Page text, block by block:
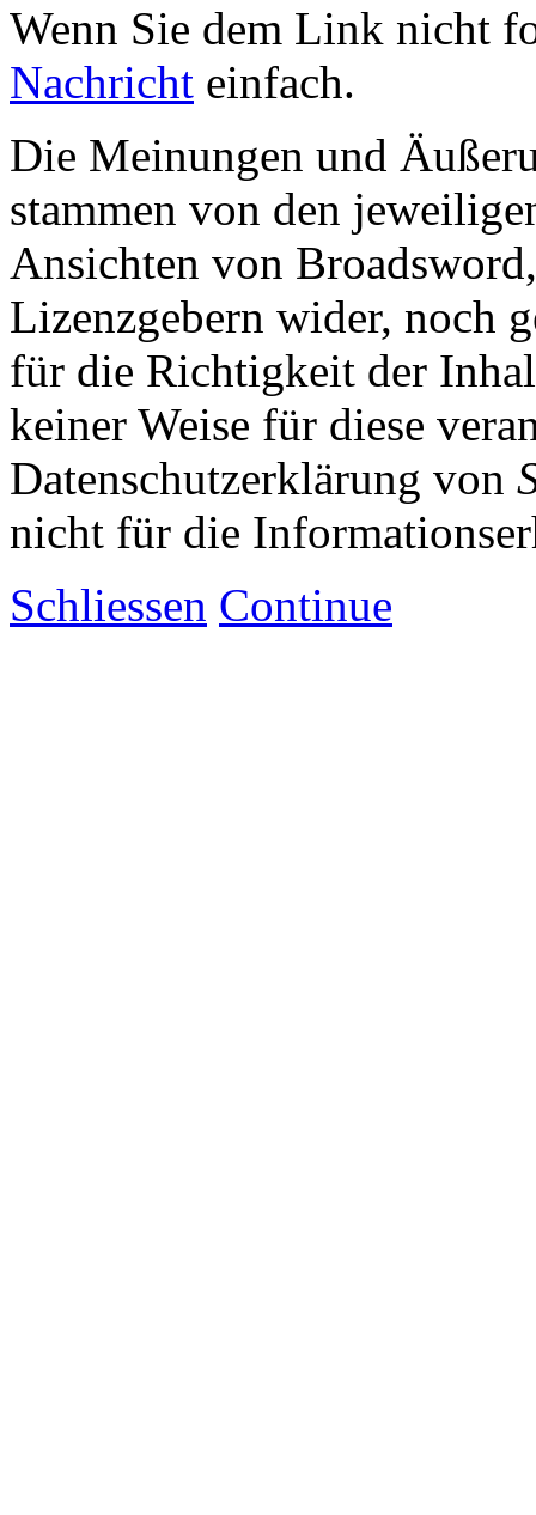
Wenn Sie dem Link nicht
Nachricht einfach.
Die Meinungen und
stammen von den
Ansichten von
Lizenzgebern wider, noch
für die Richtigkeit der
keiner Weise für diese
Datenschutzerklärung von
nicht für die
Schliessen Continue